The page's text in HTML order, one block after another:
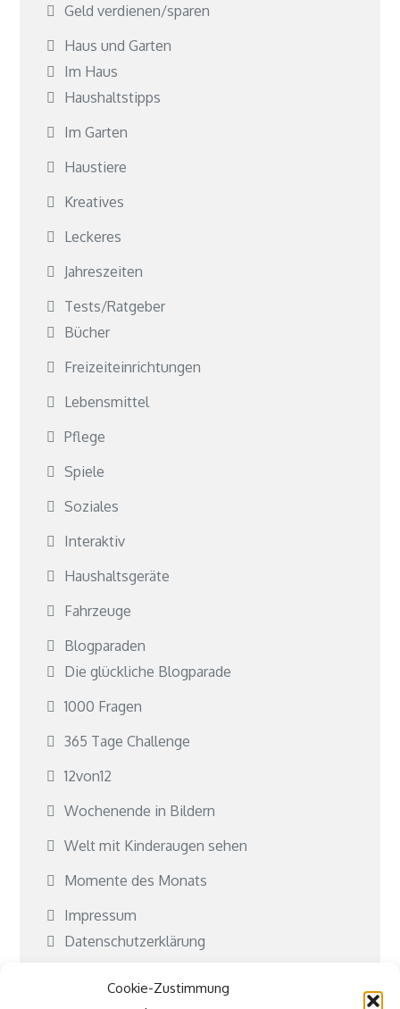
Cookie-Zustimmung
Geld verdienen/sparen
Haus und Garten
Im Haus
Haushaltstipps
Im Garten
Haustiere
Kreatives
Leckeres
Jahreszeiten
Tests/Ratgeber
Bücher
Freizeiteinrichtungen
Lebensmittel
Pflege
Spiele
Soziales
Interaktiv
Haushaltsgeräte
Fahrzeuge
Blogparaden
Die glückliche Blogparade
1000 Fragen
365 Tage Challenge
12von12
Wochenende in Bildern
Welt mit Kinderaugen sehen
Momente des Monats
Impressum
Datenschutzerklärung